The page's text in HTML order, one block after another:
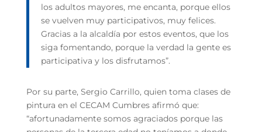
los adultos mayores, me encanta, porque ellos
se vuelven muy participativos, muy felices.
Gracias a la alcaldía por estos eventos, que los
siga fomentando, porque la verdad la gente es
participativa y los disfrutamos”.
Por su parte, Sergio Carrillo, quien toma clases de
pintura en el CECAM Cumbres afirmó que:
“afortunadamente somos agraciados porque las